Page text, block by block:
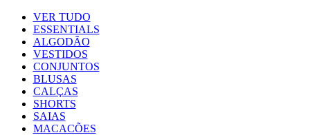
VER TUDO
ESSENTIALS
ALGODÃO
VESTIDOS
CONJUNTOS
BLUSAS
CALÇAS
SHORTS
SAIAS
MACACÕES